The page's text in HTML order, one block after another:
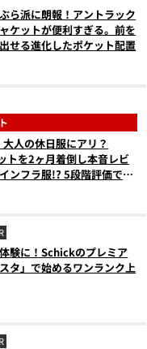
ら派に朗報！アントラック
ケットが便利すぎる。前を
せる進化したポケット配置
大人の休日服にアリ？
トを2ヶ月着倒し本音レビ
ンフラ服!? 5段階評価で採
験に！Schickのプレミア
タ」で始めるワンランク上